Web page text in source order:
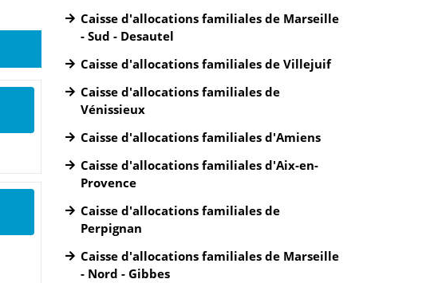
Caisse d'allocations familiales de Marseille
- Sud - Desautel
Caisse d'allocations familiales de Villejuif
Caisse d'allocations familiales de
Vénissieux
Caisse d'allocations familiales d'Amiens
Caisse d'allocations familiales d'Aix-en-
Provence
Caisse d'allocations familiales de
Perpignan
Caisse d'allocations familiales de Marseille
- Nord - Gibbes